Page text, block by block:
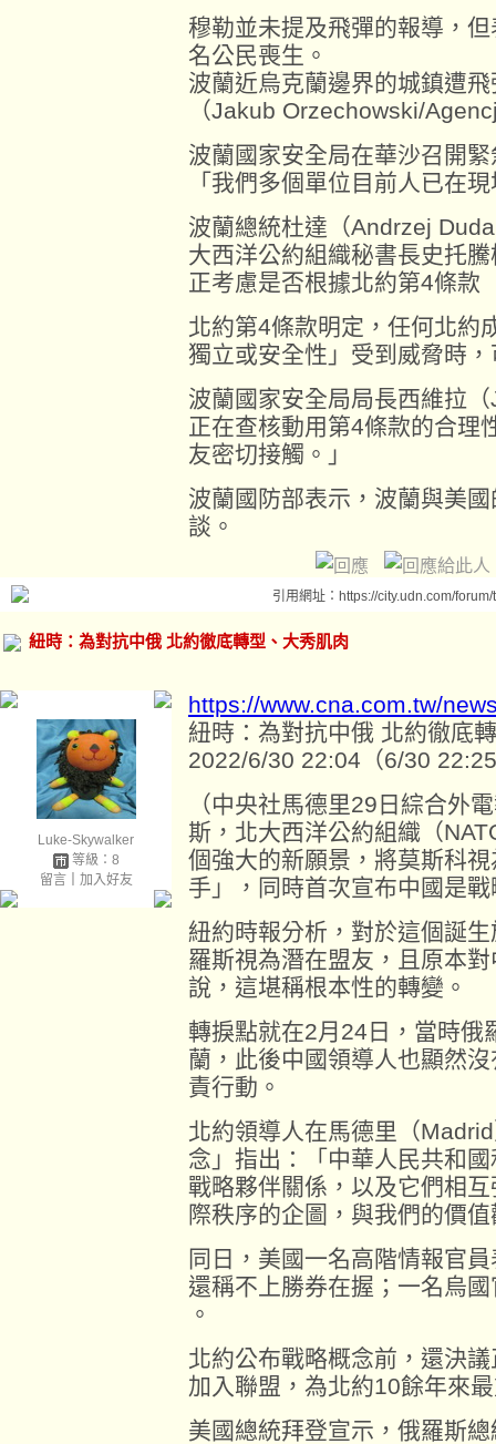
穆勒並未提及飛彈的報導，
名公民喪生。
波蘭近烏克蘭邊界的城鎮遭
（Jakub Orzechowski/
波蘭國家安全局在華沙召開
「我們多個單位目前人已在
波蘭總統杜達（Andrzej
大西洋公約組織秘書長史托
正考慮是否根據北約第4條款
北約第4條款明定，任何北約
獨立或安全性」受到威脅時
波蘭國家安全局局長西維拉
正在查核動用第4條款的合理
友密切接觸。」
波蘭國防部表示，波蘭與美
談。
引用網址：https://city.udn.com/
紐時：為對抗中俄 北約徹底轉型、大秀肌肉
Luke-Skywalker
等級：8
留言｜ 加入好友
https://www.cna.com.tw/
紐時：為對抗中俄 北約徹底
2022/6/30 22:04（6/30
（中央社馬德里29日綜合外
斯，北大西洋公約組織（
個強大的新願景，將莫斯科
手」，同時首次宣布中國是
紐約時報分析，對於這個誕
羅斯視為潛在盟友，且原本
說，這堪稱根本性的轉變。
轉捩點就在2月24日，當時俄
蘭，此後中國領導人也顯然
責行動。
北約領導人在馬德里（
念」指出：「中華人民共和
戰略夥伴關係，以及它們相
際秩序的企圖，與我們的價
同日，美國一名高階情報官
還稱不上勝券在握；一名烏
。
北約公布戰略概念前，還決
加入聯盟，為北約10餘年來
美國總統拜登宣示，俄羅斯